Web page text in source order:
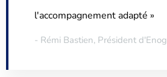
l'accompagnement adapté »
- Rémi Bastien, Président